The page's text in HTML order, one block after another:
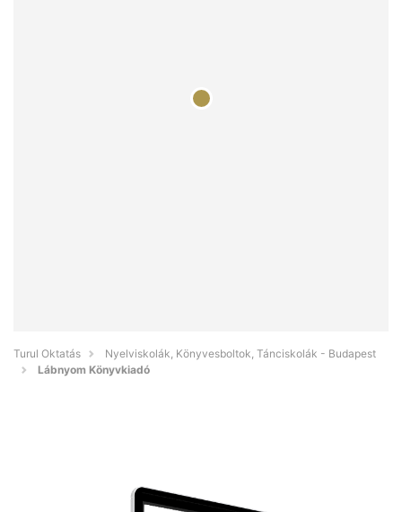
Turul Oktatás
Nyelviskolák, Könyvesboltok, Tánciskolák - Budapest
Lábnyom Könyvkiadó